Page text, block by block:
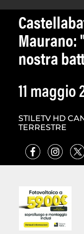
Maurano:
nostra
11 maggio
STILETV HD
TERRESTRE